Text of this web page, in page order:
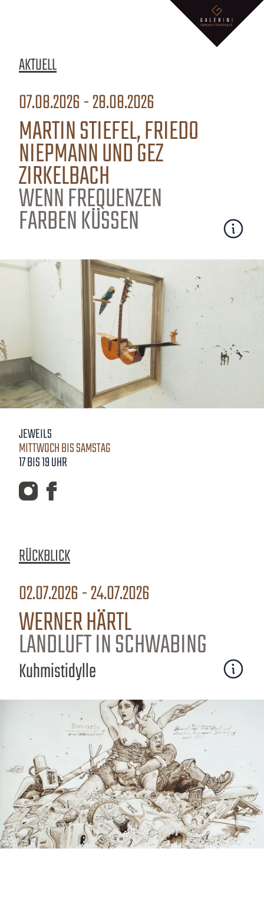
AKTUELL
07.08.2026 - 28.08.2026
MARTIN STIEFEL, FRIEDO
NIEPMANN UND GEZ
ZIRKELBACH
WENN FREQUENZEN
FARBEN KÜSSEN
JEWEILS
MITTWOCH BIS SAMSTAG
17 BIS 19 UHR
RÜCKBLICK
02.07.2026 - 24.07.2026
WERNER HÄRTL
LANDLUFT IN SCHWABING
Kuhmistidylle